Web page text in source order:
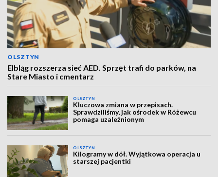
OLSZTYN
Elbląg rozszerza sieć AED. Sprzęt trafi do parków, na
Stare Miasto i cmentarz
OLSZTYN
Kluczowa zmiana w przepisach.
Sprawdziliśmy, jak ośrodek w Różewcu
pomaga uzależnionym
OLSZTYN
Kilogramy w dół. Wyjątkowa operacja u
starszej pacjentki